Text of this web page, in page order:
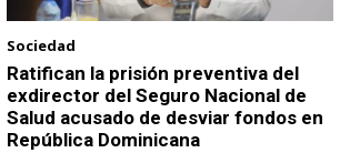
Sociedad
Ratifican la prisión preventiva del
exdirector del Seguro Nacional de
Salud acusado de desviar fondos en
República Dominicana